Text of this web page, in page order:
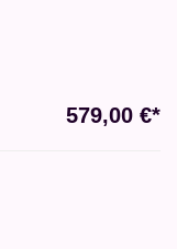
579,00 €*